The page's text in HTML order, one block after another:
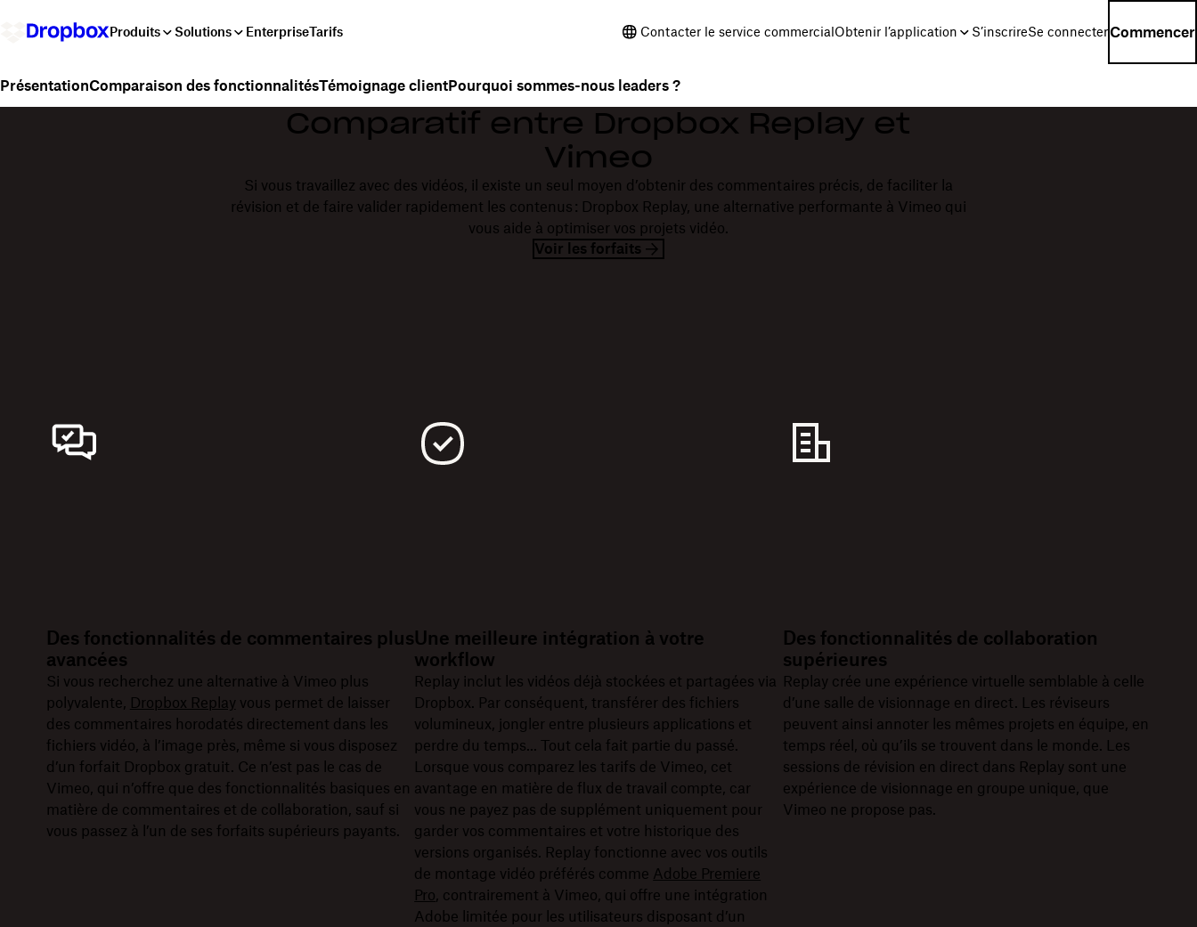
Produits Solutions EnterpriseTarifs Contacter le service commercialObtenir l’application S’inscrireSe connecterCommencer
PrésentationComparaison des fonctionnalitésTémoignage clientPourquoi sommes-nous leaders ?
Comparatif entre Dropbox Replay et
Vimeo
Si vous travaillez avec des vidéos, il existe un seul moyen d’obtenir des commentaires précis, de faciliter la
révision et de faire valider rapidement les contenus : Dropbox Replay, une alternative performante à Vimeo qui
vous aide à optimiser vos projets vidéo.
Voir les forfaits
Des fonctionnalités de commentaires plus
avancées
Si vous recherchez une alternative à Vimeo plus
polyvalente, Dropbox Replay vous permet de laisser
des commentaires horodatés directement dans les
fichiers vidéo, à l’image près, même si vous disposez
d’un forfait Dropbox gratuit. Ce n’est pas le cas de
Vimeo, qui n’offre que des fonctionnalités basiques en
matière de commentaires et de collaboration, sauf si
vous passez à l’un de ses forfaits supérieurs payants.
Une meilleure intégration à votre
workflow
Replay inclut les vidéos déjà stockées et partagées via
Dropbox. Par conséquent, transférer des fichiers
volumineux, jongler entre plusieurs applications et
perdre du temps... Tout cela fait partie du passé.
Lorsque vous comparez les tarifs de Vimeo, cet
avantage en matière de flux de travail compte, car
vous ne payez pas de supplément uniquement pour
garder vos commentaires et votre historique des
versions organisés. Replay fonctionne avec vos outils
de montage vidéo préférés comme Adobe Premiere
Pro, contrairement à Vimeo, qui offre une intégration
Adobe limitée pour les utilisateurs disposant d’un
Des fonctionnalités de collaboration
supérieures
Replay crée une expérience virtuelle semblable à celle
d’une salle de visionnage en direct. Les réviseurs
peuvent ainsi annoter les mêmes projets en équipe, en
temps réel, où qu’ils se trouvent dans le monde. Les
sessions de révision en direct dans Replay sont une
expérience de visionnage en groupe unique, que
Vimeo ne propose pas.